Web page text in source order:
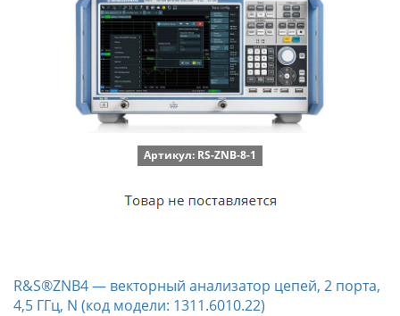
Артикул: RS-ZNB-8-1
R&S®ZNB4 — векторный анализатор цепей, 2 порта,
4,5 ГГц, N (код модели: 1311.6010.22)